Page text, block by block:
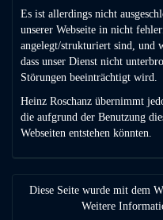
Es ist allerdings nicht
unserer Webseite in nicht
angelegt/strukturiert sind, und
dass unser Dienst nicht
Störungen beeinträchtigt wird.
Heinz Roschanz übernimmt
die aufgrund der Benutzung
Webseiten entstehen könnten.
Diese Seite wurde mit dem
Weitere